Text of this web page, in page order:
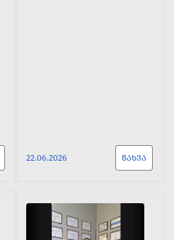
22.06.2026 ᲜᲐᲮᲕᲐ